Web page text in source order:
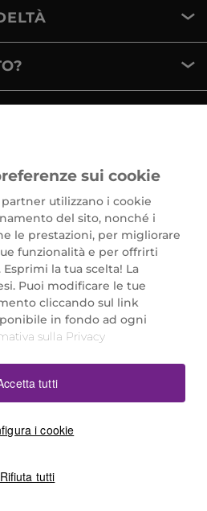
Italia S.r.l.
Rho (MI)
P.IVA 13425220152.
sui cookie
utilizzano i cookie
del sito, nonché i
le prestazioni, per migliorare
funzionalità e per offrirti
la tua scelta! La
Puoi modificare le tue
cliccando sul link
in fondo ad ogni
sulla Privacy
i cookie
Rifiuta tutti
tutti